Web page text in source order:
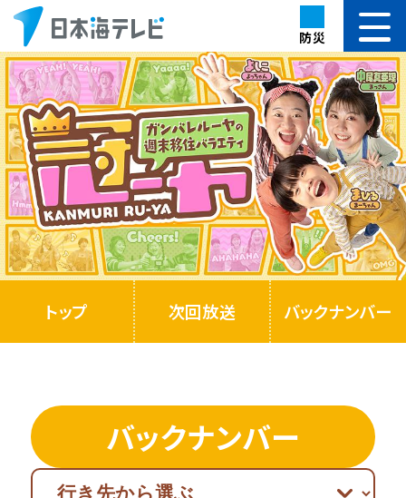
防災
トップ 次回放送 バックナンバー
バックナンバー